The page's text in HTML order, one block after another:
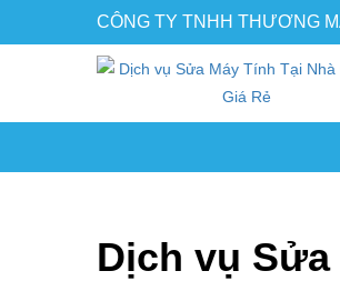
CÔNG TY TNHH THƯƠNG
Dịch vụ Sửa